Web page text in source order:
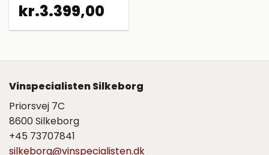
kr.3.399,00
Vinspecialisten Silkeborg
Priorsvej 7C
8600 Silkeborg
+45 73707841
silkeborg@vinspecialisten.dk